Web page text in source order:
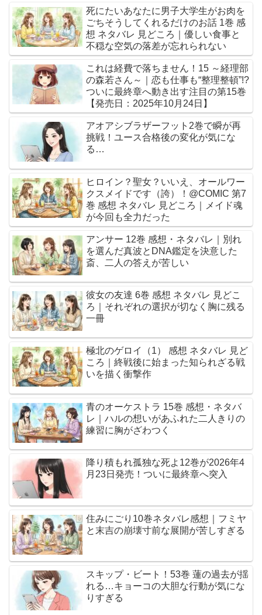
死にたいあなたに男子大学生がお肉を
ごちそうしてくれるだけのお話 1巻 感
想 ネタバレ 見どころ｜優しい食事と
不穏な空気の落差が忘れられない
これは経費で落ちません！15 ～経理部
の森若さん～｜恋も仕事も“整理整頓”!?
ついに最終章へ動き出す注目の第15巻
【発売日：2025年10月24日】
アオアシブラザーフット2巻で瞬が再
挑戦！ユース合格後の変化が気にな
る…
ヒロイン？聖女？いいえ、オールワー
クスメイドです（誇）！@COMIC 第7
巻 感想 ネタバレ 見どころ｜メイド魂
が今回も全力だった
アンサー 12巻 感想・ネタバレ｜別れ
を選んだ真波とDNA鑑定を決意した
斎、二人の答えが苦しい
彼女の友達 6巻 感想 ネタバレ 見どこ
ろ｜それぞれの選択が切なく胸に残る
一冊
極北のゲロイ（1） 感想 ネタバレ 見ど
ころ｜終戦後に始まった知られざる戦
いを描く衝撃作
青のオーケストラ 15巻 感想・ネタバ
レ｜ハルの想いがあふれた二人きりの
練習に胸がざわつく
降り積もれ孤独な死よ12巻が2026年4
月23日発売！ついに最終章へ突入
住みにごり10巻ネタバレ感想｜フミヤ
と末吉の崩壊寸前な展開が苦しすぎる
スキップ・ビート！53巻 蓮の過去が揺
れる…キョーコの大胆な行動が気にな
りすぎる